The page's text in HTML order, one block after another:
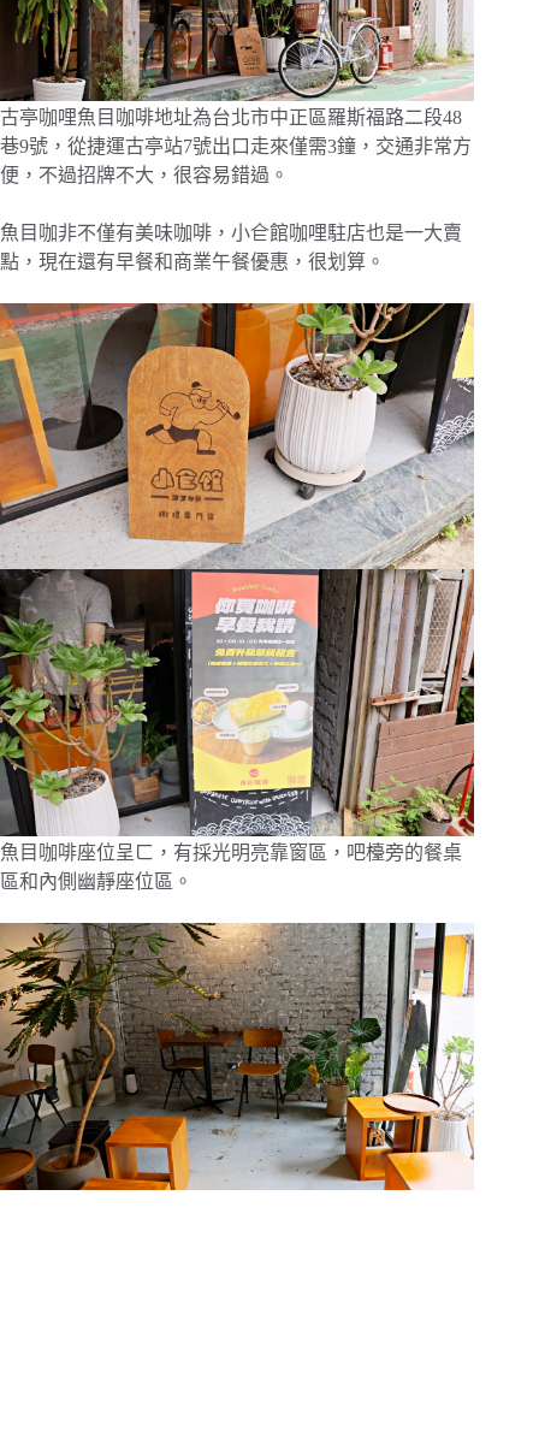
古亭咖哩魚目咖啡地址為台北市中正區羅斯福路二段48
巷9號，從捷運古亭站7號出口走來僅需3鐘，交通非常方
便，不過招牌不大，很容易錯過。
魚目咖非不僅有美味咖啡，小仺館咖哩駐店也是一大賣
點，現在還有早餐和商業午餐優惠，很划算。
魚目咖啡座位呈ㄈ，有採光明亮靠窗區，吧檯旁的餐桌
區和內側幽靜座位區。